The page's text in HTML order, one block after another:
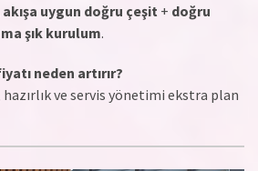
akışa uygun doğru çeşit + doğru
şık kurulum.
neden artırır?
ve servis yönetimi ekstra plan